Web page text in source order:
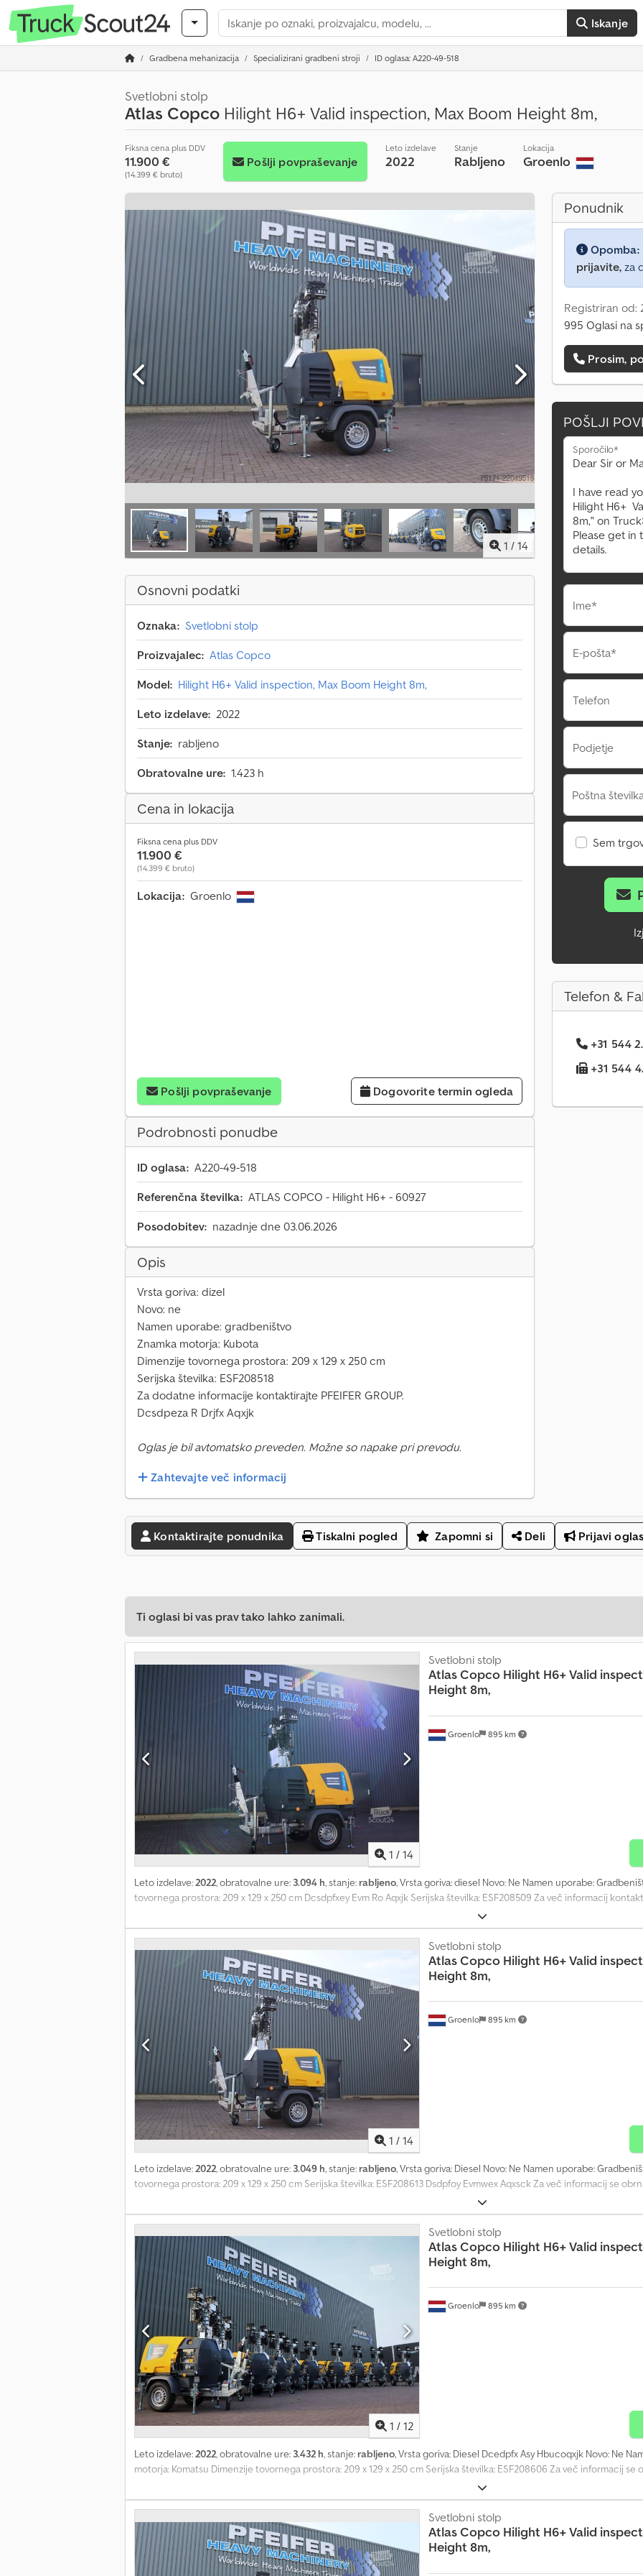
Iskanje
Gradbena mehanizacija Specializirani gradbeni stroji ID oglasa: A220-49-518
Svetlobni stolp
Atlas Copco Hilight H6+ Valid inspection, Max Boom Height 8m,
Fiksna cena plus DDV
11.900 €
(14.399 € bruto)
Pošlji povpraševanje
Leto izdelave
2022
Stanje
Rabljeno
Lokacija
Groenlo
1 / 14
Osnovni podatki
Oznaka: Svetlobni stolp
Proizvajalec: Atlas Copco
Model: Hilight H6+ Valid inspection, Max Boom Height 8m,
Leto izdelave: 2022
Stanje: rabljeno
Obratovalne ure: 1.423 h
Cena in lokacija
Fiksna cena plus DDV
11.900 €
(14.399 € bruto)
Lokacija: Groenlo
Pošlji povpraševanje Dogovorite termin ogleda
Podrobnosti ponudbe
ID oglasa: A220-49-518
Referenčna številka: ATLAS COPCO - Hilight H6+ - 60927
Posodobitev: nazadnje dne 03.06.2026
Opis
Vrsta goriva: dizel
Novo: ne
Namen uporabe: gradbeništvo
Znamka motorja: Kubota
Dimenzije tovornega prostora: 209 x 129 x 250 cm
Serijska številka: ESF208518
Za dodatne informacije kontaktirajte PFEIFER GROUP.
Dcsdpeza R Drjfx Aqxjk
Oglas je bil avtomatsko preveden. Možne so napake pri prevodu.
Zahtevajte več informacij
Ponudnik
Opomba:
prijavite, za
Registriran od:
995 Oglasi na
Prosim,
POŠLJI
Sporočilo*
Ime*
E-pošta*
Telefon
Podjetje
Poštna
Sem
Telefon &
+31 544
+31 544
Kontaktirajte ponudnika Tiskalni pogled Zapomni si Deli Prijavi
Ti oglasi bi vas prav tako lahko zanimali.
1 / 14
Groenlo 895 km
Svetlobni stolp
Atlas Copco Hilight H6+ Valid
Height 8m,
Leto izdelave:2022, obratovalne ure: 3.094 h, stanje: rabljeno, Vrsta goriva: diesel Novo: Ne Namen uporabe:
tovornega prostora: 209 x 129 x 250 cm Dcsdpfxey Evm Ro Aqxjk Serijska številka: ESF208509 Za več informacij
1 / 14
Groenlo 895 km
Svetlobni stolp
Atlas Copco Hilight H6+ Valid
Height 8m,
Leto izdelave:2022, obratovalne ure: 3.049 h, stanje: rabljeno, Vrsta goriva: Diesel Novo: Ne Namen uporabe:
tovornega prostora: 209 x 129 x 250 cm Serijska številka: ESF208613 Dsdpfoy Evmwex Aqxsck Za več informacij se
1 / 12
Groenlo 895 km
Svetlobni stolp
Atlas Copco Hilight H6+ Valid
Height 8m,
Leto izdelave:2022, obratovalne ure: 3.432 h, stanje: rabljeno, Vrsta goriva: Diesel Dcedpfx Asy Hbucoqxjk Novo: Ne
motorja: Komatsu Dimenzije tovornega prostora: 209 x 129 x 250 cm Serijska številka: ESF208606 Za več informacij se
Svetlobni stolp
Atlas Copco Hilight H6+ Valid
Height 8m,